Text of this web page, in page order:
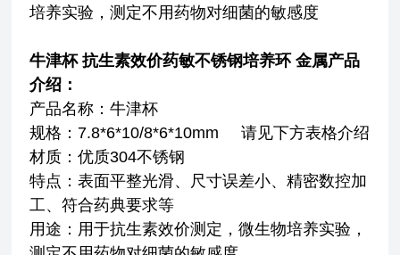
培养实验，测定不用药物对细菌的敏感度
牛津杯 抗生素效价药敏不锈钢培养环 金属产品
介绍：
产品名称：牛津杯
规格：7.8*6*10/8*6*10mm 请见下方表格介绍
材质：优质304不锈钢
特点：表面平整光滑、尺寸误差小、精密数控加
工、符合药典要求等
用途： 用于抗生素效价测定，微生物培养实验，